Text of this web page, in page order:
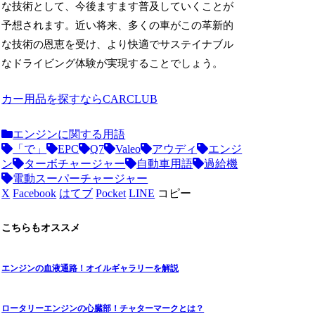
な技術として、今後ますます普及していくことが
予想されます。近い将来、多くの車がこの革新的
な技術の恩恵を受け、より快適でサステイナブル
なドライビング体験が実現することでしょう。
カー用品を探すならCARCLUB
エンジンに関する用語
「で」
EPC Q7 Valeo アウディ
エンジ
ン
ターボチャージャー 自動車用語
過給機
電動スーパーチャージャー
X Facebook はてブ Pocket LINE コピー
こちらもオススメ
エンジンの血液通路！オイルギャラリーを解説
ロータリーエンジンの心臓部！チャターマークとは？